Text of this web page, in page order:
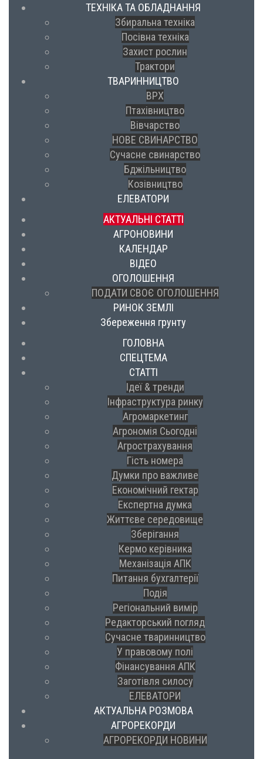
ТЕХНІКА ТА ОБЛАДНАННЯ
Збиральна техніка
Посівна техніка
Захист рослин
Трактори
ТВАРИННИЦТВО
ВРХ
Птахівництво
Вівчарство
НОВЕ СВИНАРСТВО
Сучасне свинарство
Бджільництво
Козівництво
ЕЛЕВАТОРИ
АКТУАЛЬНІ СТАТТІ
АГРОНОВИНИ
КАЛЕНДАР
ВІДЕО
ОГОЛОШЕННЯ
ПОДАТИ СВОЄ ОГОЛОШЕННЯ
РИНОК ЗЕМЛІ
Збереження грунту
ГОЛОВНА
СПЕЦТЕМА
СТАТТІ
Ідеї & тренди
Інфраструктура ринку
Агромаркетинг
Агрономія Сьогодні
Агрострахування
Гість номера
Думки про важливе
Економічний гектар
Експертна думка
Життєве середовище
Зберігання
Кермо керівника
Механізація АПК
Питання бухгалтерії
Подія
Регіональний вимір
Редакторський погляд
Сучасне тваринництво
У правовому полі
Фінансування АПК
Заготівля силосу
ЕЛЕВАТОРИ
АКТУАЛЬНА РОЗМОВА
АГРОРЕКОРДИ
АГРОРЕКОРДИ НОВИНИ